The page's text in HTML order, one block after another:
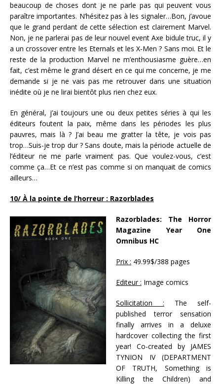
beaucoup de choses dont je ne parle pas qui peuvent vous
paraître importantes. N’hésitez pas à les signaler…Bon, j’avoue
que le grand perdant de cette sélection est clairement Marvel.
Non, je ne parlerai pas de leur nouvel event Axe bidule truc, il y
a un crossover entre les Eternals et les X-Men ? Sans moi. Et le
reste de la production Marvel ne m’enthousiasme guère…en
fait, c’est même le grand désert en ce qui me concerne, je me
demande si je ne vais pas me retrouver dans une situation
inédite où je ne lirai bientôt plus rien chez eux.
En général, j’ai toujours une ou deux petites séries à qui les
éditeurs foutent la paix, même dans les périodes les plus
pauvres, mais là ? J’ai beau me gratter la tête, je vois pas
trop…Suis-je trop dur ? Sans doute, mais la période actuelle de
l’éditeur ne me parle vraiment pas. Que voulez-vous, c’est
comme ça…Et ce n’est pas comme si on manquait de comics
ailleurs…
10/ À la pointe de l’horreur : Razorblades
Razorblades: The Horror
Magazine Year One
Omnibus HC
Prix : 49.99$/388 pages
Editeur : Image comics
Sollicitation : The self-
published terror sensation
finally arrives in a deluxe
hardcover collecting the first
year! Co-created by JAMES
TYNION IV (DEPARTMENT
OF TRUTH, Something is
Killing the Children) and